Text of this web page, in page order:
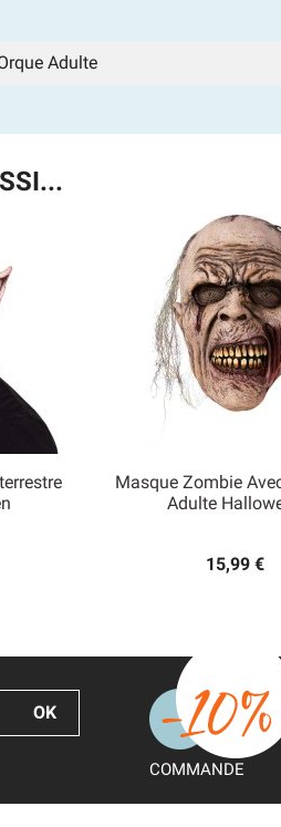
Adulte
Masque Zombie
Adulte
15,99 €
Aperçu
COMMANDE